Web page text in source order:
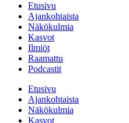
Etusivu
Ajankohtaista
Näkökulmia
Kasvot
Ilmiöt
Raamattu
Podcastit
Etusivu
Ajankohtaista
Näkökulmia
Kasvot